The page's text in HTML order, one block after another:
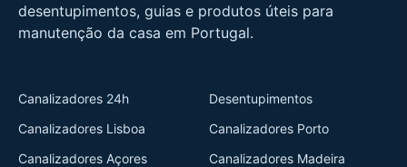
desentupimentos, guias e produtos úteis para
manutenção da casa em Portugal.
Canalizadores 24h
Desentupimentos
Canalizadores Lisboa
Canalizadores Porto
Canalizadores Açores
Canalizadores Madeira